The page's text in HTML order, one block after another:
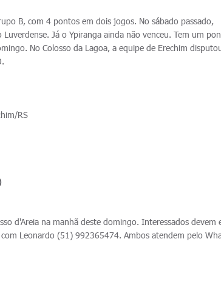
B, com 4 pontos em dois jogos. No sábado passado,
Já o Ypiranga ainda não venceu. Tem um
No Colosso da Lagoa, a equipe de Erechim
RS
d'Areia na manhã deste domingo. Interessados devem
Leonardo (51) 992365474. Ambos atendem pelo